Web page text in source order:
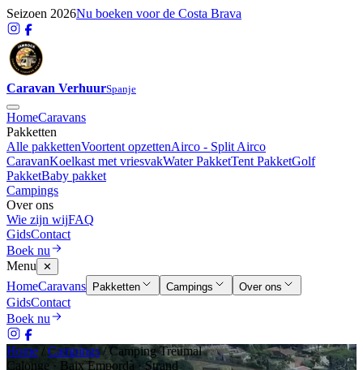
Seizoen 2026Nu boeken voor de Costa Brava
Caravan VerhuurSpanje
HomeCaravans
Pakketten
Alle pakkettenVoortent opzettenAirco - Split Airco
CaravanKoelkast met vriesvakWater PakketTent PakketGolf
PakketBaby pakket
Campings
Over ons
Wie zijn wijFAQ
GidsContact
Boek nu
Menu
✕
HomeCaravans Pakketten Campings Over ons
GidsContact
Boek nu
Home / Campings /Camping Treumal
Calonge · Baix Empordà · Strand